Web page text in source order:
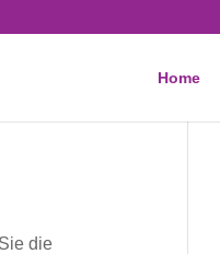
Home
die